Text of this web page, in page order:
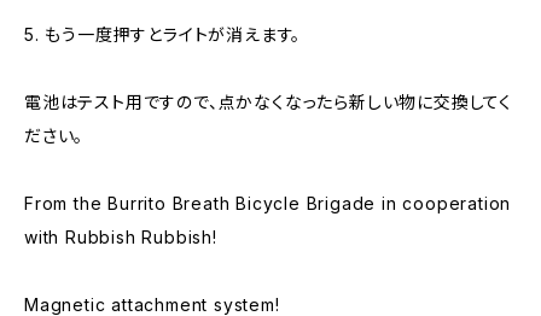
5. もう一度押すとライトが消えます。
電池はテスト用ですので、点かなくなったら新しい物に交換してく
ださい。
From the Burrito Breath Bicycle Brigade in cooperation
with Rubbish Rubbish!
Magnetic attachment system!